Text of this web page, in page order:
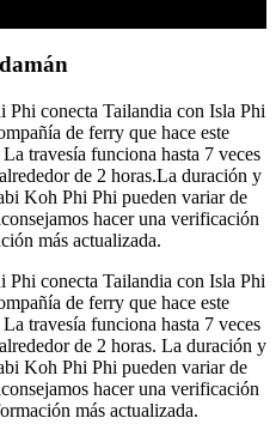
conecta Tailandia con Isla Phi
de ferry que hace este
travesía funciona hasta 7 veces
de 2 horas.La duración y
Koh Phi Phi pueden variar de
hacer una verificación
más actualizada.
conecta Tailandia con Isla Phi
de ferry que hace este
travesía funciona hasta 7 veces
de 2 horas. La duración y
Koh Phi Phi pueden variar de
hacer una verificación
más actualizada.